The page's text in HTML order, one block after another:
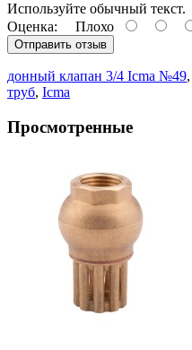
Используйте обычный текст.
Оценка: Плохо
Отправить отзыв
донный клапан 3/4 Icma №49,
труб, Icma
Просмотренные